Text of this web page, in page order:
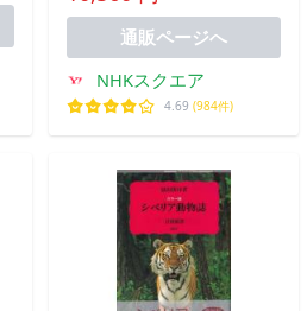
通販ページへ
NHKスクエア
4.69 (984件)